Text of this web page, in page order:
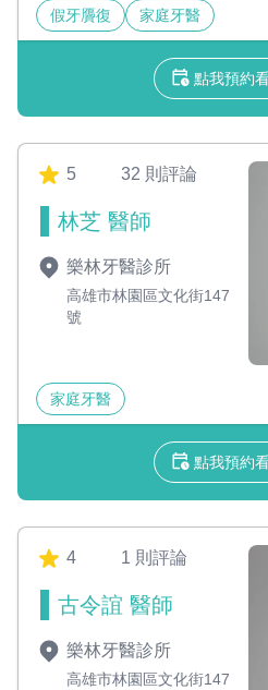
假牙贗復 家庭牙醫
點我預約
5 32 則評論
林芝 醫師
樂林牙醫診所
高雄市林園區文化街147
號
家庭牙醫
點我預約
4 1 則評論
古令誼 醫師
樂林牙醫診所
高雄市林園區文化街147